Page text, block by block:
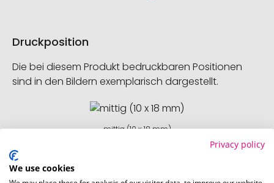
Druckposition
Die bei diesem Produkt bedruckbaren Positionen
sind in den Bildern exemplarisch dargestellt.
mittig (10 x 18 mm)
Schnell und einfach
herunterladen.
Privacy policy
We use cookies